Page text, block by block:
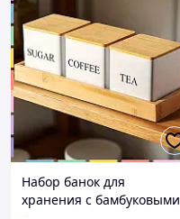
Набор банок для
хранения с бамбуковыми